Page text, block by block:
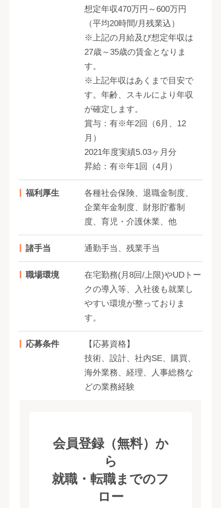
想定年収470万円～600万円
（平均20時間/月残業込）
※上記の月給及び想定年収は
27歳～35歳の賃金となりま
す。
※上記年収はあくまで目安で
す。年齢、スキルにより年収
が確定します。
賞与：有※年2回（6月、12
月）
2021年度実績5.03ヶ月分
昇給：有※年1回（4月）
福利厚生
各種社会保険、退職金制度、
企業年金制度、財形貯蓄制
度、育児・介護休業、他
諸手当 通勤手当、残業手当
職場環境
在宅勤務(月8回/上限)やUDトー
クの導入等、入社後も就業し
やすい環境が整っておりま
す。
応募条件
【応募資格】
技術、設計、社内SE、購買、
海外業務、経理、人事総務な
どの業務経験
会員登録（無料）か
ら
就職・転職までのフ
ロー